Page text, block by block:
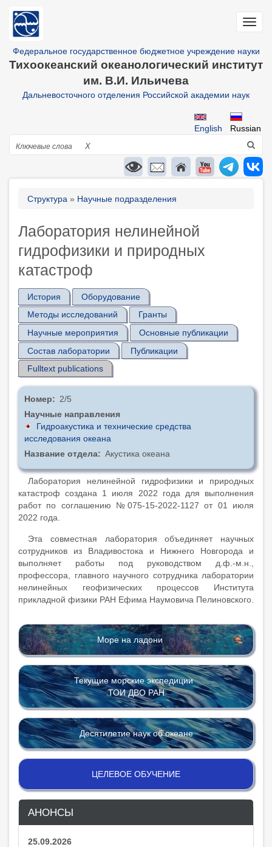
основному
Федеральное государственное бюджетное учреждение науки
Тихоокеанский океанологический институт
им. В.И. Ильичева
Дальневосточного отделения Российской академии наук
Russian
English
Поиск
X
Строка
Структура Научные подразделения
Лаборатория нелинейной
гидрофизики и природных
катастроф
История
Оборудование
Методы исследований
Гранты
Научные мероприятия
Основные публикации
Состав лаборатории
Публикации
Fulltext publications
Номер
2/5
Научные направления
Гидроакустика и технические средства
исследования океана
Название отдела
Акустика океана
История
Лаборатория нелинейной гидрофизики и природных
катастроф создана 1 июля 2022 года для выполнения
работ по соглашению №075-15-2022-1127 от 01 июля
2022 года.
Эта совместная лаборатория объединяет научных
сотрудников из Владивостока и Нижнего Новгорода и
выполняет работы под руководством д.ф.-м.н.,
профессора, главного научного сотрудника лаборатории
нелинейных геофизических процессов Института
прикладной физики РАН Ефима Наумовича Пелиновского.
Море на ладони
Текущие морские экспедиции
ТОИ ДВО РАН
Десятилетие наук об океане
ЦЕЛЕВОЕ ОБУЧЕНИЕ
АНОНСЫ
25.09.2026